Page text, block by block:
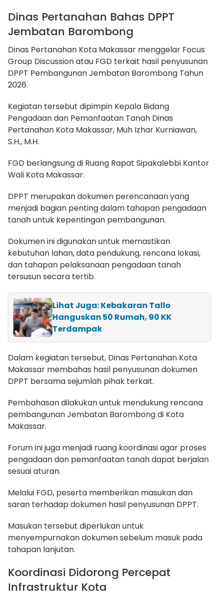
Dinas Pertanahan Bahas DPPT
Jembatan Barombong
Dinas Pertanahan Kota Makassar menggelar Focus
Group Discussion atau FGD terkait hasil penyusunan
DPPT Pembangunan Jembatan Barombong Tahun
2026.
Kegiatan tersebut dipimpin Kepala Bidang
Pengadaan dan Pemanfaatan Tanah Dinas
Pertanahan Kota Makassar, Muh Izhar Kurniawan,
S.H., M.H.
FGD berlangsung di Ruang Rapat Sipakalebbi Kantor
Wali Kota Makassar.
DPPT merupakan dokumen perencanaan yang
menjadi bagian penting dalam tahapan pengadaan
tanah untuk kepentingan pembangunan.
Dokumen ini digunakan untuk memastikan
kebutuhan lahan, data pendukung, rencana lokasi,
dan tahapan pelaksanaan pengadaan tanah
tersusun secara tertib.
Lihat Juga: Kebakaran Tallo
Hanguskan 50 Rumah, 90 KK
Terdampak
Dalam kegiatan tersebut, Dinas Pertanahan Kota
Makassar membahas hasil penyusunan dokumen
DPPT bersama sejumlah pihak terkait.
Pembahasan dilakukan untuk mendukung rencana
pembangunan Jembatan Barombong di Kota
Makassar.
Forum ini juga menjadi ruang koordinasi agar proses
pengadaan dan pemanfaatan tanah dapat berjalan
sesuai aturan.
Melalui FGD, peserta memberikan masukan dan
saran terhadap dokumen hasil penyusunan DPPT.
Masukan tersebut diperlukan untuk
menyempurnakan dokumen sebelum masuk pada
tahapan lanjutan.
Koordinasi Didorong Percepat
Infrastruktur Kota